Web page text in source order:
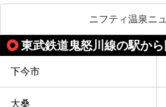
この記事では、塩原温
宿泊施設と観光・グル
ます。
塩原温泉で、いつもの
みませんか。
メインとなる天然温泉
やキッズエリア、カフ
ェックしてきました！
ニフティ温泉ニ
東武鉄道鬼怒川線の駅か
下今市
大桑